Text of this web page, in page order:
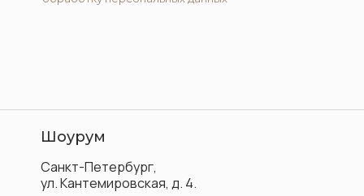
Санкт-Петербург,
ул. Кантемировская, д. 4.
Шоурум